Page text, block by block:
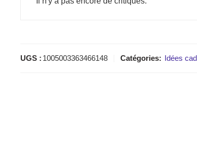
UGS : 1005003363466148 Catégories: Idées